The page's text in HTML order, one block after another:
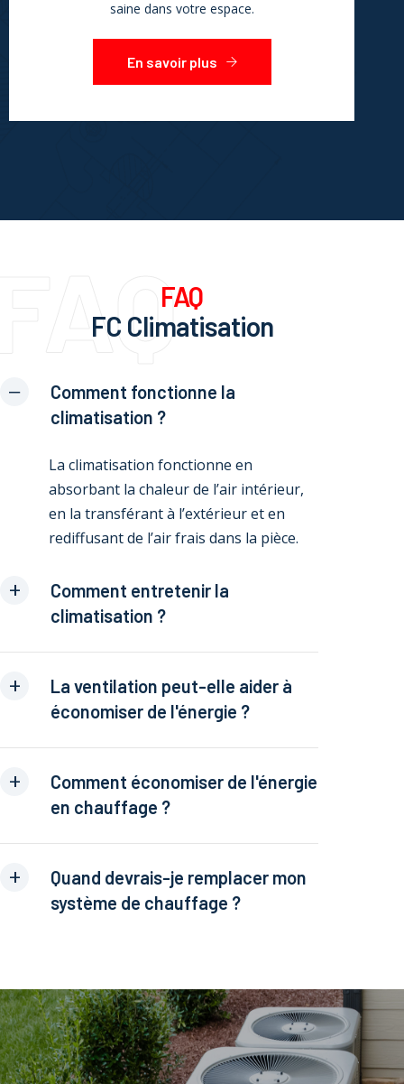
saine dans votre espace.
En savoir plus
FAQ
FC Climatisation
Comment fonctionne la
climatisation ?
La climatisation fonctionne en
absorbant la chaleur de l’air intérieur,
en la transférant à l’extérieur et en
rediffusant de l’air frais dans la pièce.
Comment entretenir la
climatisation ?
La ventilation peut-elle aider à
économiser de l'énergie ?
Comment économiser de l'énergie
en chauffage ?
Quand devrais-je remplacer mon
système de chauffage ?